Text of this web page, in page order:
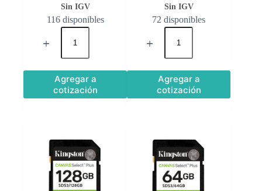
116 disponibles
Agregar a
cotización
72 disponibles
Agregar a
cotización